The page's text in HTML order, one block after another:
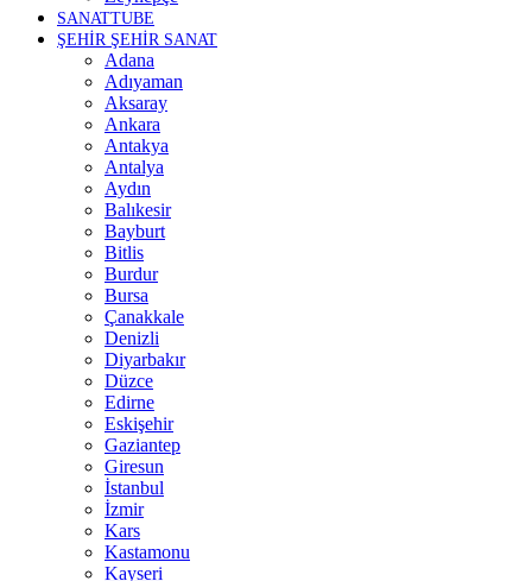
SANATTUBE
ŞEHİR ŞEHİR SANAT
Adana
Adıyaman
Aksaray
Ankara
Antakya
Antalya
Aydın
Balıkesir
Bayburt
Bitlis
Burdur
Bursa
Çanakkale
Denizli
Diyarbakır
Düzce
Edirne
Eskişehir
Gaziantep
Giresun
İstanbul
İzmir
Kars
Kastamonu
Kayseri